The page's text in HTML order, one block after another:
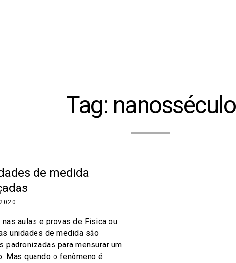
Tag: nanosséculo
de medida
nas aulas e provas de Física ou
unidades de medida são
padronizadas para mensurar um
Mas quando o fenômeno é